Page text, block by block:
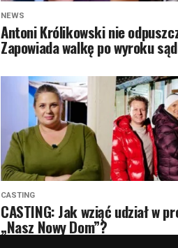
NEWS
Antoni Królikowski nie
Zapowiada walkę po wyroku
CASTING
CASTING: Jak wziąć udział w
„Nasz Nowy Dom”?